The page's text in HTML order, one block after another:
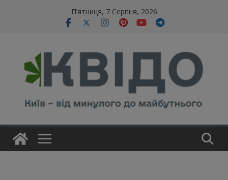
П’ятниця, 7 Серпня, 2026
modal-check